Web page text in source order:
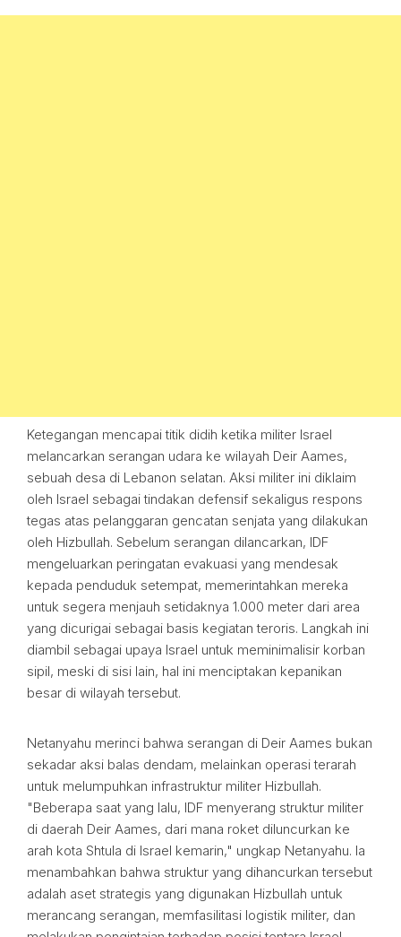
Ketegangan mencapai titik didih ketika militer Israel
melancarkan serangan udara ke wilayah Deir Aames,
sebuah desa di Lebanon selatan. Aksi militer ini diklaim
oleh Israel sebagai tindakan defensif sekaligus respons
tegas atas pelanggaran gencatan senjata yang dilakukan
oleh Hizbullah. Sebelum serangan dilancarkan, IDF
mengeluarkan peringatan evakuasi yang mendesak
kepada penduduk setempat, memerintahkan mereka
untuk segera menjauh setidaknya 1.000 meter dari area
yang dicurigai sebagai basis kegiatan teroris. Langkah ini
diambil sebagai upaya Israel untuk meminimalisir korban
sipil, meski di sisi lain, hal ini menciptakan kepanikan
besar di wilayah tersebut.
Netanyahu merinci bahwa serangan di Deir Aames bukan
sekadar aksi balas dendam, melainkan operasi terarah
untuk melumpuhkan infrastruktur militer Hizbullah.
"Beberapa saat yang lalu, IDF menyerang struktur militer
di daerah Deir Aames, dari mana roket diluncurkan ke
arah kota Shtula di Israel kemarin," ungkap Netanyahu. Ia
menambahkan bahwa struktur yang dihancurkan tersebut
adalah aset strategis yang digunakan Hizbullah untuk
merancang serangan, memfasilitasi logistik militer, dan